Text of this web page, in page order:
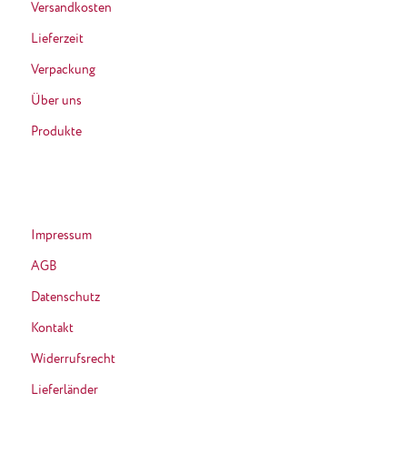
Versandkosten
Lieferzeit
Verpackung
Über uns
Produkte
Impressum
AGB
Datenschutz
Kontakt
Widerrufsrecht
Lieferländer